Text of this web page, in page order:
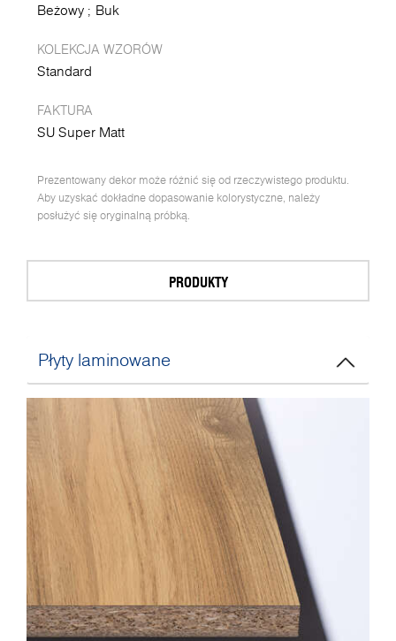
Beżowy Buk
KOLEKCJA WZORÓW
Standard
FAKTURA
SU Super Matt
Prezentowany dekor może różnić się od rzeczywistego produktu.
Aby uzyskać dokładne dopasowanie kolorystyczne, należy
posłużyć się oryginalną próbką.
PRODUKTY
Płyty laminowane